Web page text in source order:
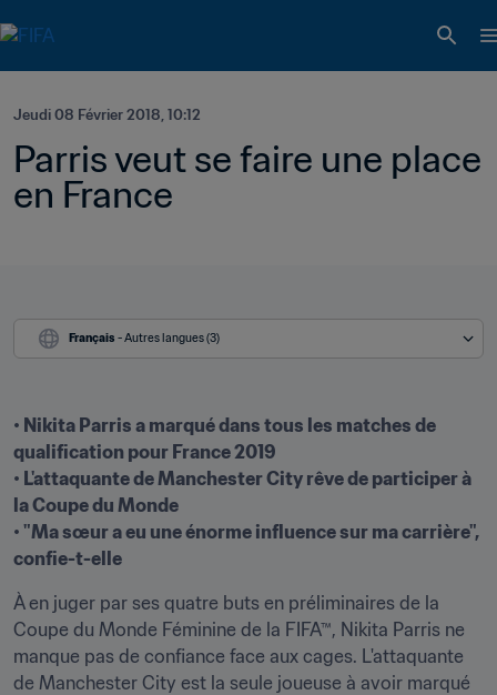
Jeudi 08 Février 2018, 10:12
Parris veut se faire une place
en France
Français - Autres langues (3)
• Nikita Parris a marqué dans tous les matches de
qualification pour France 2019
• L'attaquante de Manchester City rêve de participer à
la Coupe du Monde
• "Ma sœur a eu une énorme influence sur ma carrière",
confie-t-elle
À en juger par ses quatre buts en préliminaires de la
Coupe du Monde Féminine de la FIFA™, Nikita Parris ne
manque pas de confiance face aux cages. L'attaquante
de Manchester City est la seule joueuse à avoir marqué